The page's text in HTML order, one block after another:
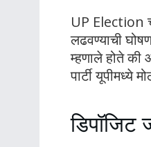
UP Election
लढवण्याची
म्हणाले होते
पार्टी यूपीमध्ये
डिपॉजिट